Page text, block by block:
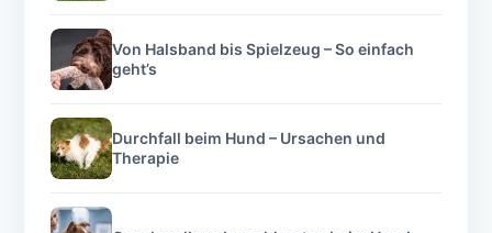
Von Halsband bis Spielzeug – So einfach
geht’s
Durchfall beim Hund – Ursachen und
Therapie